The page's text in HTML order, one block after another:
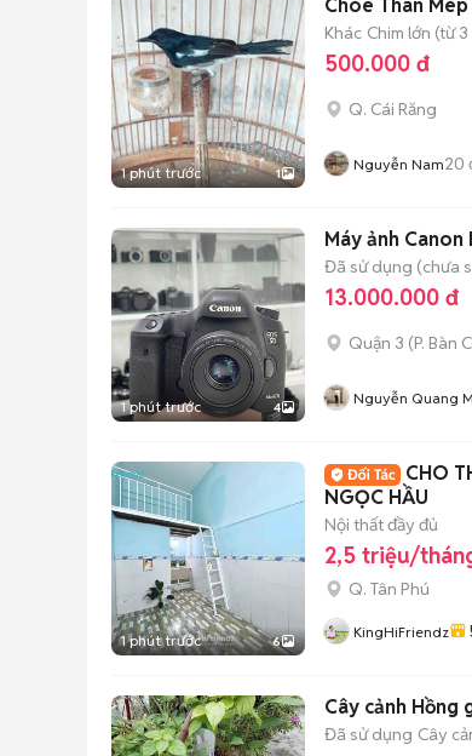
1 phút trước 1
Chòe Than
Khác Chim lớn (từ
500.000 đ
Q. Cái Răng
Nguyễn Nam20
1 phút trước 4
Máy ảnh Canon
Đã sử dụng (chưa
13.000.000 đ
Quận 3 (P. Bàn
Nguyễn Quang
1 phút trước 6
CHO
NGỌC HẦU
Nội thất đầy đủ
2,5 triệu/
Q. Tân Phú
KingHiFriendz
Cây cảnh Hồng
Đã sử dụng Cây